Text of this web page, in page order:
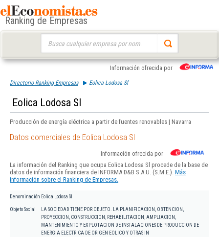
Ranking de Empresas
Información ofrecida por
Directorio Ranking Empresas Eolica Lodosa Sl
Eolica Lodosa Sl
Producción de energía eléctrica a partir de fuentes renovables | Navarra
Datos comerciales de Eolica Lodosa Sl
Información ofrecida por
La información del Ranking que ocupa Eolica Lodosa Sl procede de la base de
datos de información financiera de INFORMA D&B S.A.U. (S.M.E.). Más
información sobre el Ranking de Empresas.
Denominación Eolica Lodosa Sl
Objeto Social
LA SOCIEDAD TIENE POR OBJETO. LA PLANIFICACION, OBTENCION,
PROYECCION, CONSTRUCCION, REHABILITACION, AMPLIACION,
MANTENIMIENTO Y EXPLOTACION DE INSTALACIONES DE PRODUCCION DE
ENERGIA ELECTRICA DE ORIGEN EOLICO Y OTRAS IN